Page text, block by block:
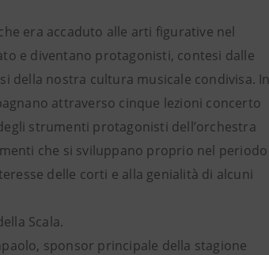
era accaduto alle arti figurative nel
e diventano protagonisti, contesi dalle
della nostra cultura musicale condivisa. In
attraverso cinque lezioni concerto
strumenti protagonisti dell’orchestra
che si sviluppano proprio nel periodo
delle corti e alla genialità di alcuni
Scala.
sponsor principale della stagione